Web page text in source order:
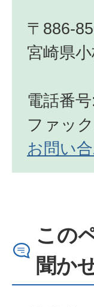
〒886-
宮崎県
電話番
ファッ
お問い
この
聞か